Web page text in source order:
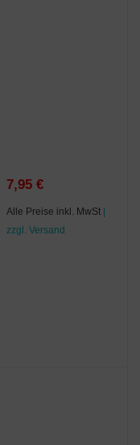
7,95 €
Alle Preise inkl. MwSt |
zzgl. Versand